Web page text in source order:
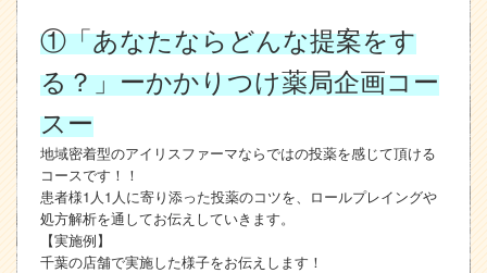
①「あなたならどんな提案をす
る？」ーかかりつけ薬局企画コー
スー
地域密着型のアイリスファーマならではの投薬を感じて頂ける
コースです！！
患者様1人1人に寄り添った投薬のコツを、ロールプレイングや
処方解析を通してお伝えしていきます。
【実施例】
千葉の店舗で実施した様子をお伝えします！